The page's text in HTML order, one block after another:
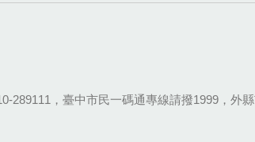
289111，臺中市民一碼通專線請撥1999，外